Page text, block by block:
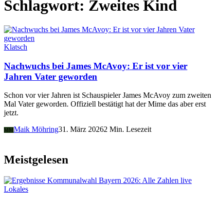
Schlagwort: Zweites Kind
Klatsch
Nachwuchs bei James McAvoy: Er ist vor vier
Jahren Vater geworden
Schon vor vier Jahren ist Schauspieler James McAvoy zum zweiten
Mal Vater geworden. Offiziell bestätigt hat der Mime das aber erst
jetzt.
MM Maik Möhring31. März 20262 Min. Lesezeit
Meistgelesen
Lokales